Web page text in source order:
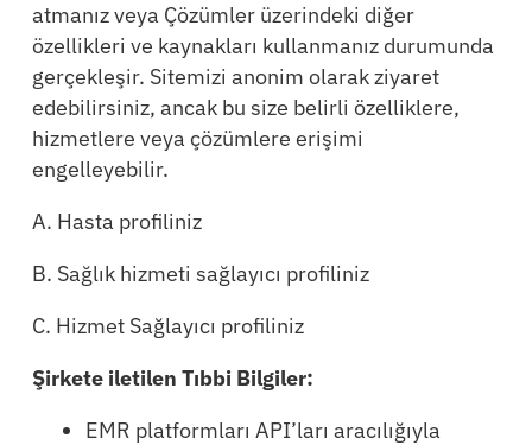
atmanız veya Çözümler üzerindeki diğer
özellikleri ve kaynakları kullanmanız durumunda
gerçekleşir. Sitemizi anonim olarak ziyaret
edebilirsiniz, ancak bu size belirli özelliklere,
hizmetlere veya çözümlere erişimi
engelleyebilir.
A. Hasta profiliniz
B. Sağlık hizmeti sağlayıcı profiliniz
C. Hizmet Sağlayıcı profiliniz
Şirkete iletilen Tıbbi Bilgiler:
EMR platformları API’ları aracılığıyla